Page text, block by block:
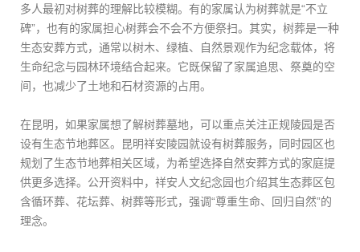
多人最初对树葬的理解比较模糊。有的家属认为树葬就是“不立
碑”，也有的家属担心树葬会不会不方便祭扫。其实，树葬是一种
生态安葬方式，通常以树木、绿植、自然景观作为纪念载体，将
生命纪念与园林环境结合起来。它既保留了家属追思、祭奠的空
间，也减少了土地和石材资源的占用。
在昆明，如果家属想了解树葬墓地，可以重点关注正规陵园是否
设有生态节地葬区。昆明祥安陵园就设有树葬服务，同时园区也
规划了生态节地葬相关区域，为希望选择自然安葬方式的家庭提
供更多选择。公开资料中，祥安人文纪念园也介绍其生态葬区包
含循环葬、花坛葬、树葬等形式，强调“尊重生命、回归自然”的
理念。